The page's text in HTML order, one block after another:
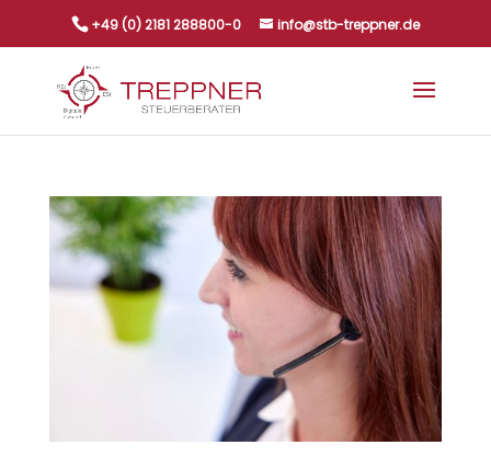
+49 (0) 2181 288800-0 info@stb-treppner.de